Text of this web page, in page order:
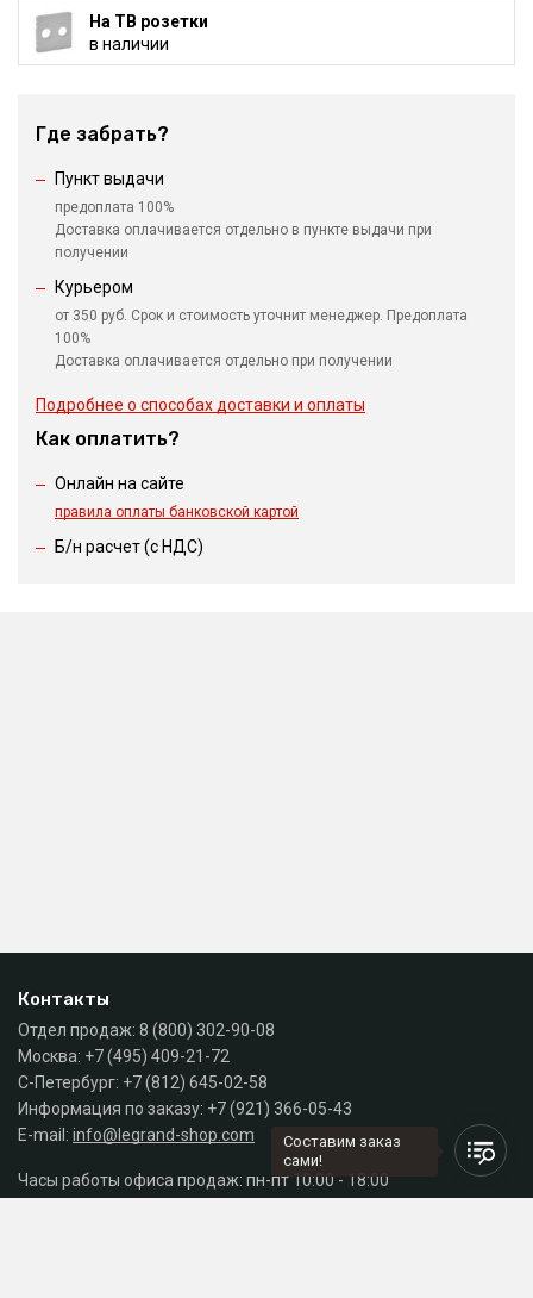
На ТВ розетки
в наличии
Где забрать?
Пункт выдачи
предоплата 100%
Доставка оплачивается отдельно в пункте выдачи при
получении
Курьером
от 350 руб. Срок и стоимость уточнит менеджер. Предоплата
100%
Доставка оплачивается отдельно при получении
Подробнее о способах доставки и оплаты
Как оплатить?
Онлайн на сайте
правила оплаты банковской картой
Б/н расчет (c НДС)
Контакты
Отдел продаж: 8 (800) 302-90-08
Москва: +7 (495) 409-21-72
С-Петербург: +7 (812) 645-02-58
Информация по заказу: +7 (921) 366-05-43
E-mail: info@legrand-shop.com
Часы работы офиса продаж: пн-пт 10:00 - 18:00
Составим заказ
сами!